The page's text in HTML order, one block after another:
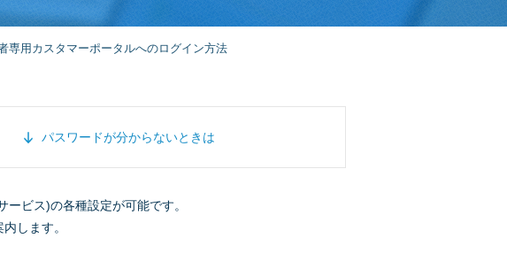
専用カスタマーポータルへのログイン方法
パスワードが分からないときは
ビス)の各種設定が可能です。
します。